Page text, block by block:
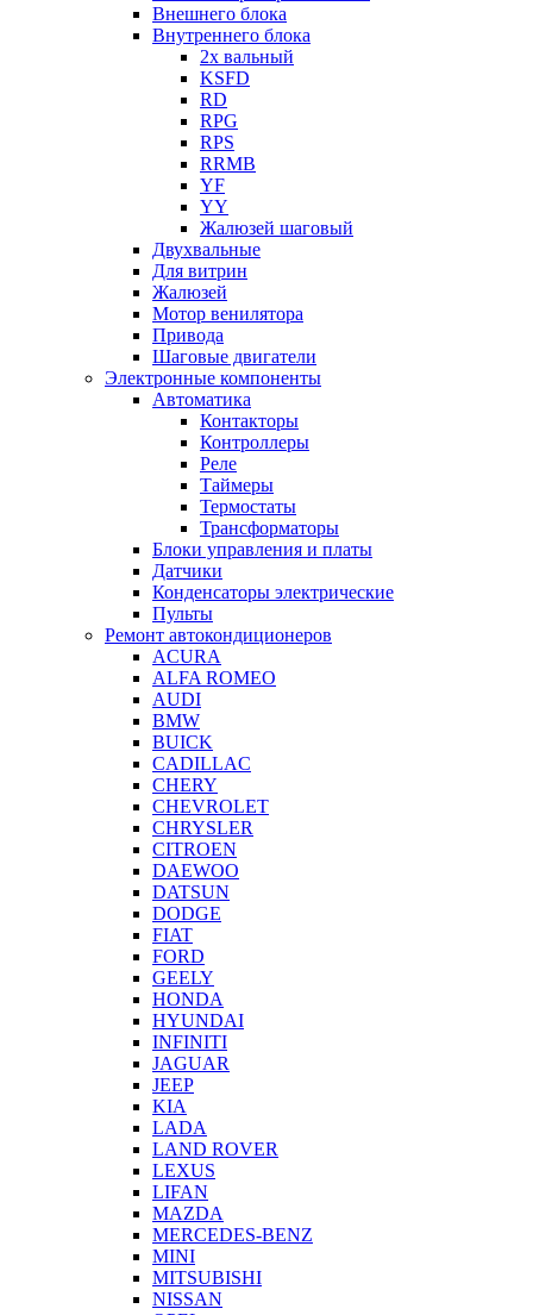
Внешнего блока
Внутреннего блока
2х вальный
KSFD
RD
RPG
RPS
RRMB
YF
YY
Жалюзей шаговый
Двухвальные
Для витрин
Жалюзей
Мотор венилятора
Привода
Шаговые двигатели
Электронные компоненты
Автоматика
Контакторы
Контроллеры
Реле
Таймеры
Термостаты
Трансформаторы
Блоки управления и платы
Датчики
Конденсаторы электрические
Пульты
Ремонт автокондиционеров
ACURA
ALFA ROMEO
AUDI
BMW
BUICK
CADILLAC
CHERY
CHEVROLET
CHRYSLER
CITROEN
DAEWOO
DATSUN
DODGE
FIAT
FORD
GEELY
HONDA
HYUNDAI
INFINITI
JAGUAR
JEEP
KIA
LADA
LAND ROVER
LEXUS
LIFAN
MAZDA
MERCEDES-BENZ
MINI
MITSUBISHI
NISSAN